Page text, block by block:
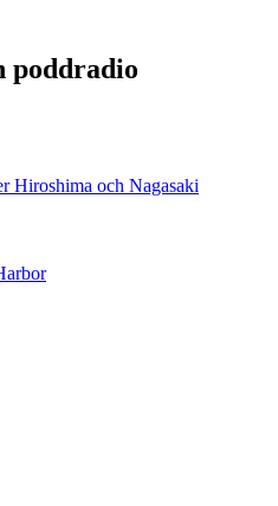
poddradio
Hiroshima och Nagasaki